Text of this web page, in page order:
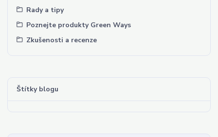
Rady a tipy
Poznejte produkty Green Ways
Zkušenosti a recenze
Štítky blogu